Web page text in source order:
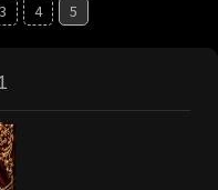
3 4 5